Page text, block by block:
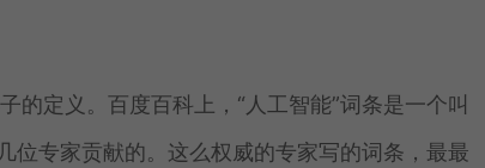
的定义。百度百科上，“人工智能”词条是一个叫
位专家贡献的。这么权威的专家写的词条，最最